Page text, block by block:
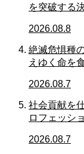
を突破する
2026.08.8
絶滅危惧種
えゆく命を
2026.08.7
社会貢献を
ロフェッシ
2026.08.7